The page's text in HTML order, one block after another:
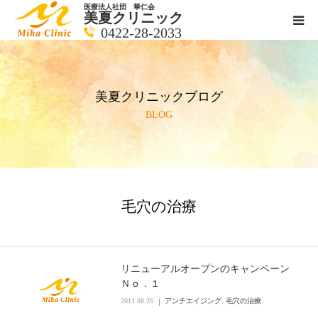
医療法人社団 華仁会
美夏クリニック
0422-28-2033
美夏クリニックブログ
BLOG
毛穴の治療
リニューアルオープンのキャンペーン
Ｎｏ．１
2011.08.26 アンチエイジング 毛穴の治療
医師紹介
診療科目
クリニックの紹介
料金一覧 new